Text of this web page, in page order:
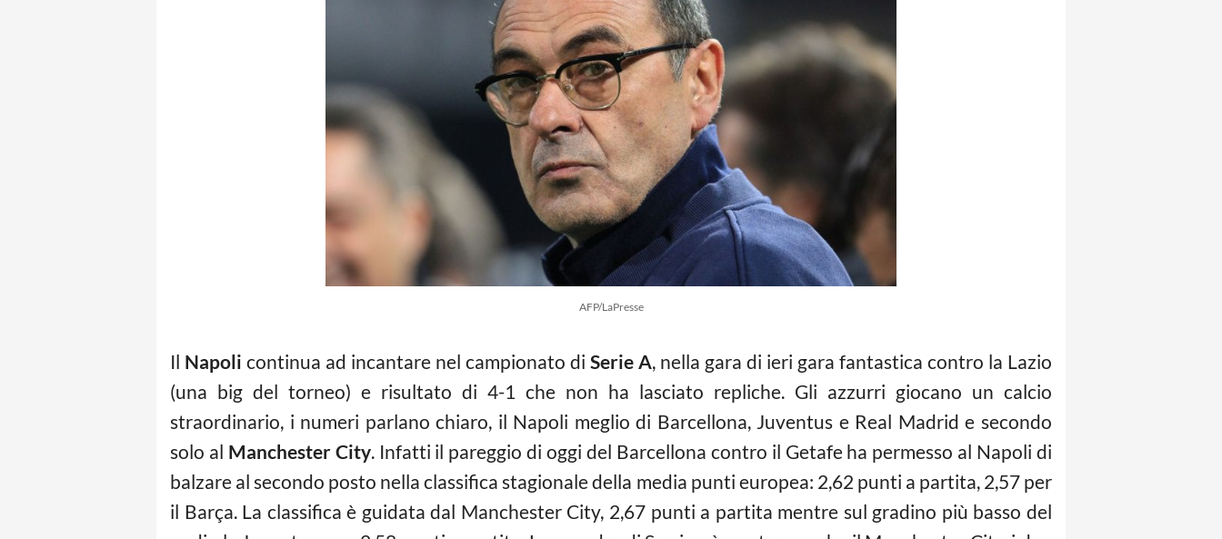
AFP/LaPresse
Il Napoli continua ad incantare nel campionato di Serie A, nella gara di ieri gara fantastica contro la Lazio
(una big del torneo) e risultato di 4-1 che non ha lasciato repliche. Gli azzurri giocano un calcio
straordinario, i numeri parlano chiaro, il Napoli meglio di Barcellona, Juventus e Real Madrid e secondo
solo al Manchester City. Infatti il pareggio di oggi del Barcellona contro il Getafe ha permesso al Napoli di
balzare al secondo posto nella classifica stagionale della media punti europea: 2,62 punti a partita, 2,57 per
il Barça. La classifica è guidata dal Manchester City, 2,67 punti a partita mentre sul gradino più basso del